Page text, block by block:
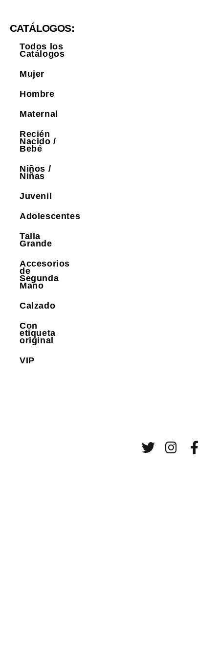
CATÁLOGOS:
Todos los
Catálogos
Mujer
Hombre
Maternal
Recién
Nacido /
Bebé
Niños /
Niñas
Juvenil
Adolescentes
Talla
Grande
Accesorios
de
Segunda
Mano
Calzado
Con
etiqueta
original
VIP